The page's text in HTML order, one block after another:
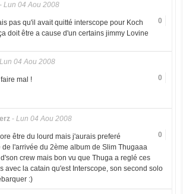
Lun 04 Aou 2008
0
pas qu'il avait quitté interscope pour Koch
doit être a cause d'un certains jimmy Lovine
Lun 04 Aou 2008
0
mal !
- Lun 04 Aou 2008
0
être du lourd mais j'aurais preferé
de l'arrivée du 2ème album de Slim Thugaaa
crew mais bon vu que Thuga a reglé ces
avec la catain qu'est Interscope, son second solo
:)